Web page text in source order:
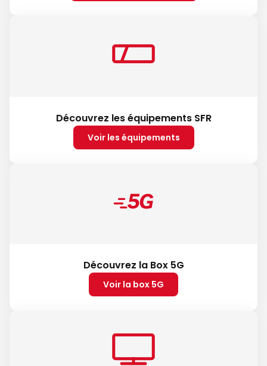
Découvrez les équipements SFR
Voir les équipements
Découvrez la Box 5G
Voir la box 5G